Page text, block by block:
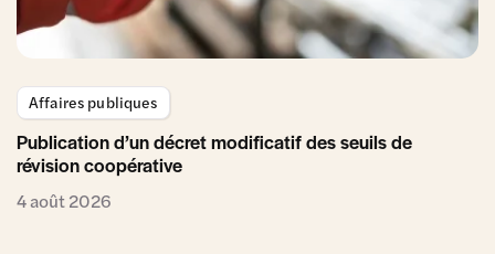
Affaires publiques
Publication d’un décret modificatif des seuils de
révision coopérative
4 août 2026